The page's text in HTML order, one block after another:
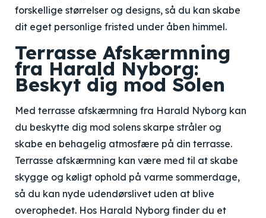
forskellige størrelser og designs, så du kan skabe
dit eget personlige fristed under åben himmel.
Terrasse Afskærmning
fra Harald Nyborg:
Beskyt dig mod Solen
Med terrasse afskærmning fra Harald Nyborg kan
du beskytte dig mod solens skarpe stråler og
skabe en behagelig atmosfære på din terrasse.
Terrasse afskærmning kan være med til at skabe
skygge og køligt ophold på varme sommerdage,
så du kan nyde udendørslivet uden at blive
overophedet. Hos Harald Nyborg finder du et